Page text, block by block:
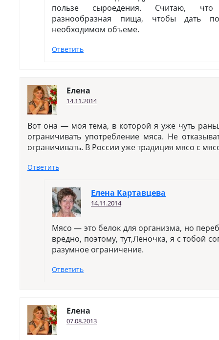
пользе сыроедения. Считаю,
разнообразная пища, чтобы дать
необходимом объеме.
Ответить
Елена
14.11.2014
Вот она — моя тема, в которой я уже чуть
ограничивать употребление мяса. Не
ограничивать. В России уже традиция мясо с
Ответить
Елена Картавцева
14.11.2014
Мясо — это белок для организма, но
вредно, поэтому, тут,Леночка, я с тобой
разумное ограничение.
Ответить
Елена
07.08.2013